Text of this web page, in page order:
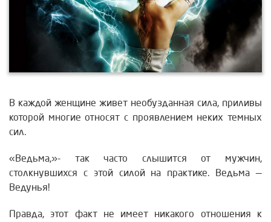
В каждой женщине живет необузданная сила, приливы
которой многие относят с проявлением неких темных
сил.
«Ведьма,»- так часто слышится от мужчин,
столкнувшихся с этой силой на практике. Ведьма —
Ведунья!
Правда, этот факт не имеет никакого отношения к